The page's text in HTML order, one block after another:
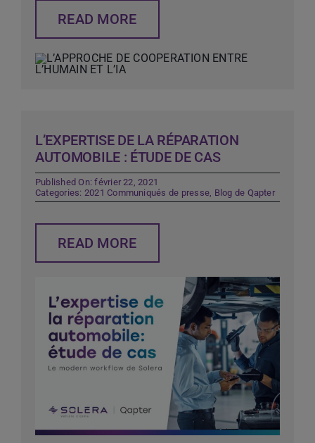
READ MORE
L’EXPERTISE DE LA RÉPARATION
AUTOMOBILE : ÉTUDE DE CAS
Published On: février 22, 2021
Categories: 2021 Communiqués de presse, Blog de Qapter
READ MORE